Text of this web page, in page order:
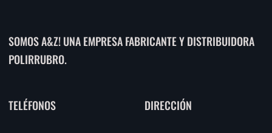
SOMOS A&Z! UNA EMPRESA FABRICANTE Y DISTRIBUIDORA
POLIRRUBRO.
TELÉFONOS DIRECCIÓN